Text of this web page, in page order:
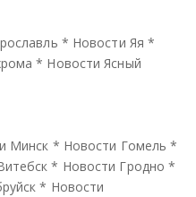
* Новости Яя *
* Новости Ясный
Минск * Новости Гомель *
* Новости Гродно *
* Новости